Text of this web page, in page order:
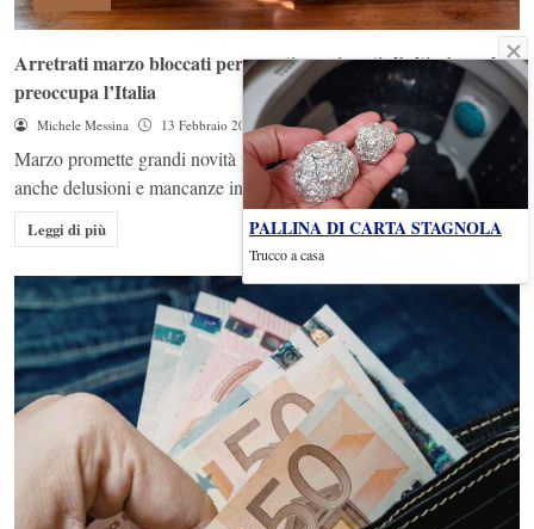
Arretrati marzo bloccati per questi pensionati: l’ultim’ora che
preoccupa l’Italia
Michele Messina 13 Febbraio 2026
Marzo promette grandi novità per molti pensionati italiani, ma
anche delusioni e mancanze inaspettate, ecco...
Leggi di più PALLINA DI CARTA STAGNOLA
Trucco a casa